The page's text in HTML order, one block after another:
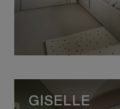
GISELLE